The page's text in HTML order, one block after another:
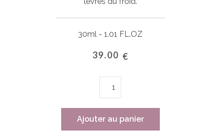
30ml - 1.01 FL.OZ
39.00 €
Ajouter au panier